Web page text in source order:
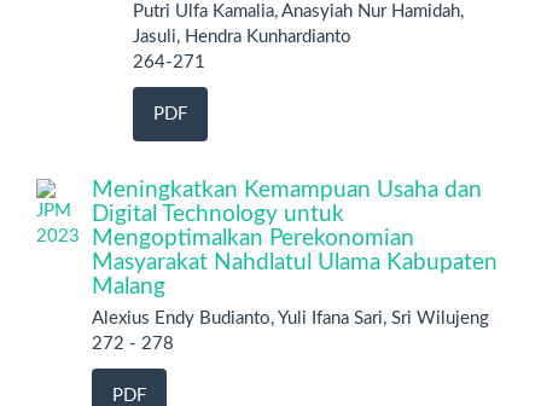
Putri Ulfa Kamalia, Anasyiah Nur Hamidah,
Jasuli, Hendra Kunhardianto
264-271
PDF
Meningkatkan Kemampuan Usaha dan
Digital Technology untuk
Mengoptimalkan Perekonomian
Masyarakat Nahdlatul Ulama Kabupaten
Malang
Alexius Endy Budianto, Yuli Ifana Sari, Sri Wilujeng
272 - 278
PDF